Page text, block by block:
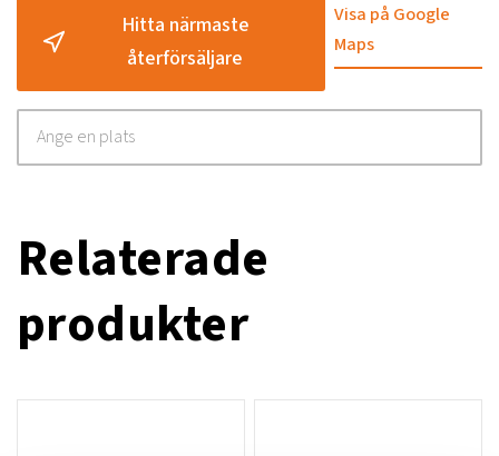
Hitta närmaste
återförsäljare
Visa på Google
Maps
Relaterade
produkter